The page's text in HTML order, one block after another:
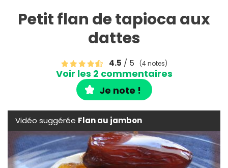
Petit flan de tapioca aux
dattes
4.5 / 5 (4 notes)
Voir les 2 commentaires
Je note !
Vidéo suggérée Flan au jambon